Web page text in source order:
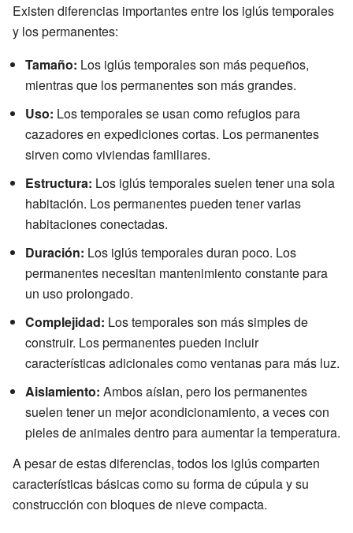
Existen diferencias importantes entre los iglús temporales
y los permanentes:
Tamaño: Los iglús temporales son más pequeños,
mientras que los permanentes son más grandes.
Uso: Los temporales se usan como refugios para
cazadores en expediciones cortas. Los permanentes
sirven como viviendas familiares.
Estructura: Los iglús temporales suelen tener una sola
habitación. Los permanentes pueden tener varias
habitaciones conectadas.
Duración: Los iglús temporales duran poco. Los
permanentes necesitan mantenimiento constante para
un uso prolongado.
Complejidad: Los temporales son más simples de
construir. Los permanentes pueden incluir
características adicionales como ventanas para más luz.
Aislamiento: Ambos aíslan, pero los permanentes
suelen tener un mejor acondicionamiento, a veces con
pieles de animales dentro para aumentar la temperatura.
A pesar de estas diferencias, todos los iglús comparten
características básicas como su forma de cúpula y su
construcción con bloques de nieve compacta.